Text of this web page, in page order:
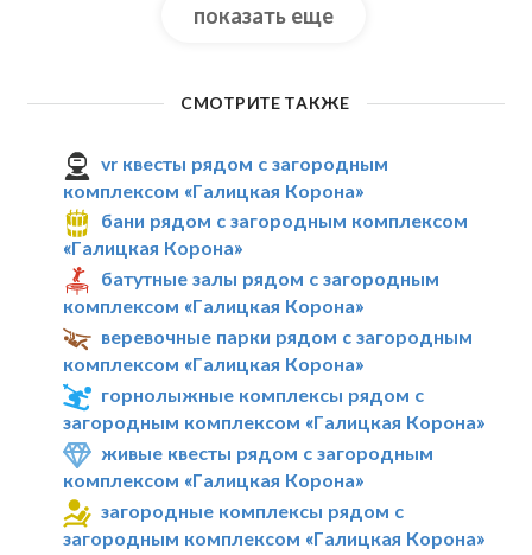
показать еще
СМОТРИТЕ ТАКЖЕ
vr квесты рядом с загородным
комплексом «Галицкая Корона»
бани рядом с загородным комплексом
«Галицкая Корона»
батутные залы рядом с загородным
комплексом «Галицкая Корона»
веревочные парки рядом с загородным
комплексом «Галицкая Корона»
горнолыжные комплексы рядом с
загородным комплексом «Галицкая Корона»
живые квесты рядом с загородным
комплексом «Галицкая Корона»
загородные комплексы рядом с
загородным комплексом «Галицкая Корона»